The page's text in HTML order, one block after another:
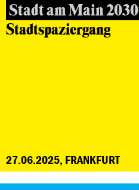
Stadt am Main 2030
Stadtspaziergang
27.06.2025, FRANKFURT